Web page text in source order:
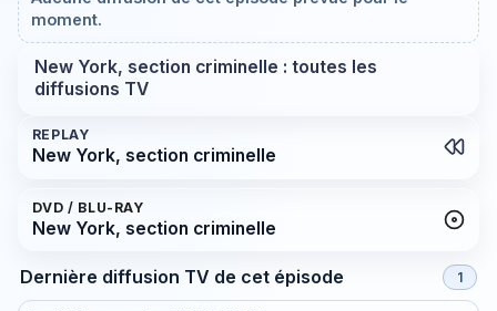
moment.
New York, section criminelle : toutes les
diffusions TV
REPLAY
New York, section criminelle
DVD / BLU-RAY
New York, section criminelle
Dernière diffusion TV de cet épisode 1